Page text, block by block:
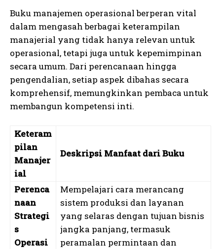
Buku manajemen operasional berperan vital
dalam mengasah berbagai keterampilan
manajerial yang tidak hanya relevan untuk
operasional, tetapi juga untuk kepemimpinan
secara umum. Dari perencanaan hingga
pengendalian, setiap aspek dibahas secara
komprehensif, memungkinkan pembaca untuk
membangun kompetensi inti.
Keteram
pilan
Manajer
ial
Deskripsi Manfaat dari Buku
Perenca
naan
Strategi
s
Operasi
Mempelajari cara merancang
sistem produksi dan layanan
yang selaras dengan tujuan bisnis
jangka panjang, termasuk
peramalan permintaan dan